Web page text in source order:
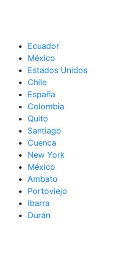
Ecuador
México
Estados Unidos
Chile
España
Colombia
Quito
Santiago
Cuenca
New York
México
Ambato
Portoviejo
Ibarra
Durán